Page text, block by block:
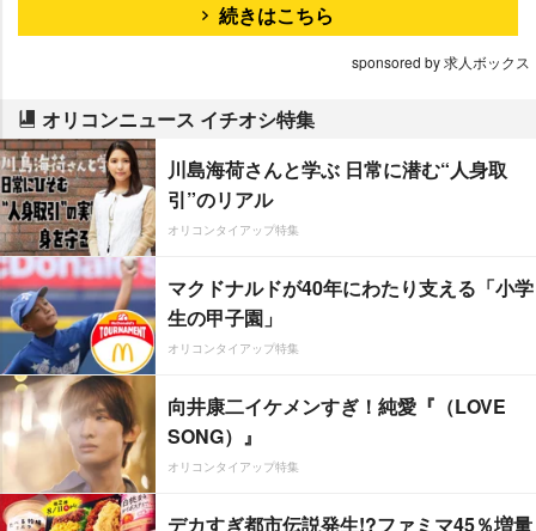
続きはこちら
sponsored by 求人ボックス
オリコンニュース イチオシ特集
川島海荷さんと学ぶ 日常に潜む“人身取
引”のリアル
オリコンタイアップ特集
マクドナルドが40年にわたり支える「小学
生の甲子園」
オリコンタイアップ特集
向井康二イケメンすぎ！純愛『（LOVE
SONG）』
オリコンタイアップ特集
デカすぎ都市伝説発生!?ファミマ45％増量